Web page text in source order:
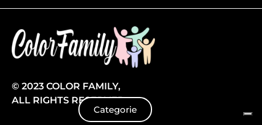
© 2023 COLOR FAMILY,
ALL RIGHTS RESERVED
Categorie